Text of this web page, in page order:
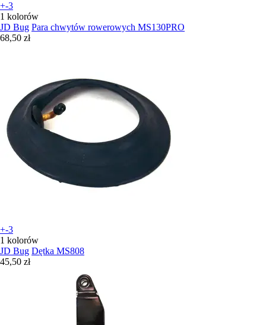
+-3
1 kolorów
JD Bug Para chwytów rowerowych MS130PRO
68,50 zł
+-3
1 kolorów
JD Bug Dętka MS808
45,50 zł